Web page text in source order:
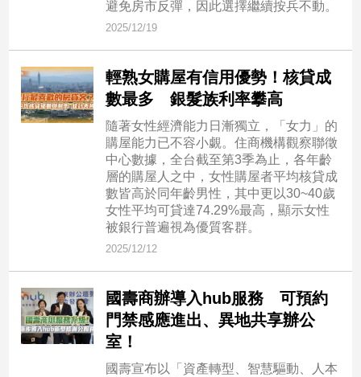
區
合
區
【我
的
避免房市反彈，因此選擇繼續按兵不動。
2025/12/19
輕熟女購屋有信用優勢！核貸成
數最多 銀髮族利率攀高
隨著女性經濟能力日漸獨立，「女力」的
購屋能力已不容小覷。住商機構觀察聯徵
中心數據，全台截至第3季為止，各年齡
層的購屋人之中，女性購屋者平均核貸成
數皆高於同年齡男性，其中更以30~40歲
女性平均可貸達74.29%最高，顯示女性
被銀行普遍視為優質客群。
2025/12/12
國壽商辦導入hub服務 可預約
門禁感應進出、異地共享辦公
室！
國壽宣布以「資產轉型、智慧驅動、人本